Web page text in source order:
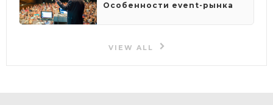
Особенности event-рынка
VIEW ALL